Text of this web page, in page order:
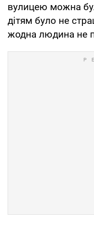
вулицею можна
дітям було не
жодна людина не